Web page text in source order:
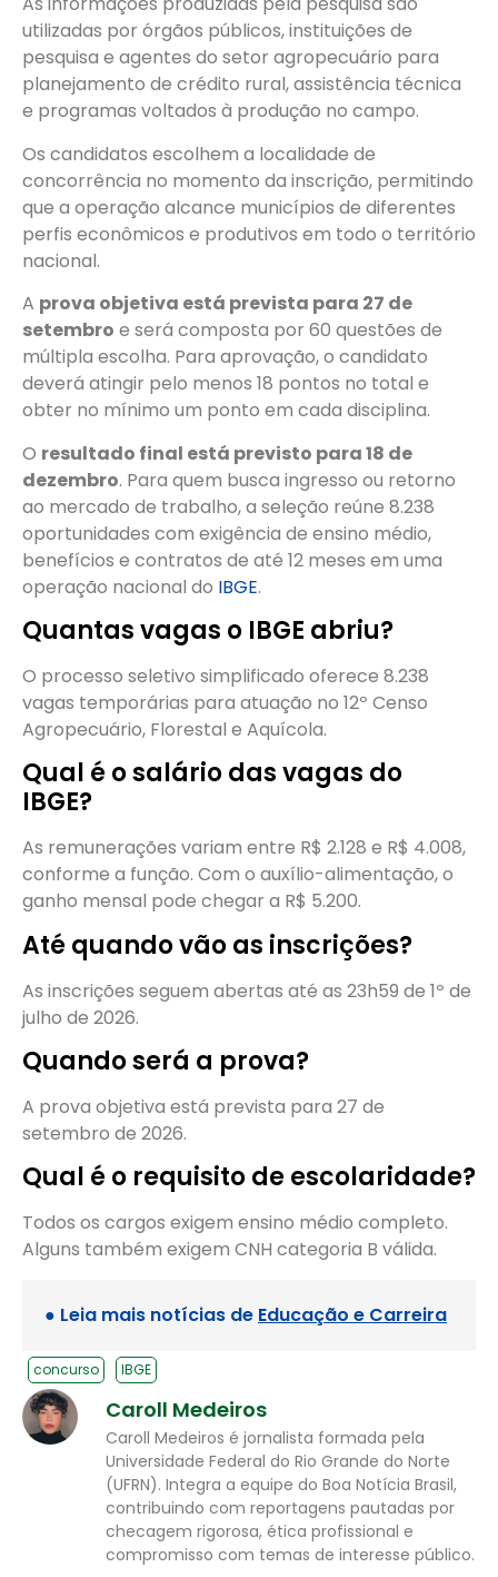
utilizadas por órgãos públicos, instituições de
pesquisa e agentes do setor agropecuário para
planejamento de crédito rural, assistência técnica
e programas voltados à produção no campo.
Os candidatos escolhem a localidade de
concorrência no momento da inscrição, permitindo
que a operação alcance municípios de diferentes
perfis econômicos e produtivos em todo o território
nacional.
A prova objetiva está prevista para 27 de
setembro e será composta por 60 questões de
múltipla escolha. Para aprovação, o candidato
deverá atingir pelo menos 18 pontos no total e
obter no mínimo um ponto em cada disciplina.
O resultado final está previsto para 18 de
dezembro. Para quem busca ingresso ou retorno
ao mercado de trabalho, a seleção reúne 8.238
oportunidades com exigência de ensino médio,
benefícios e contratos de até 12 meses em uma
operação nacional do IBGE.
Quantas vagas o IBGE abriu?
O processo seletivo simplificado oferece 8.238
vagas temporárias para atuação no 12º Censo
Agropecuário, Florestal e Aquícola.
Qual é o salário das vagas do
IBGE?
As remunerações variam entre R$ 2.128 e R$ 4.008,
conforme a função. Com o auxílio-alimentação, o
ganho mensal pode chegar a R$ 5.200.
Até quando vão as inscrições?
As inscrições seguem abertas até as 23h59 de 1º de
julho de 2026.
Quando será a prova?
A prova objetiva está prevista para 27 de
setembro de 2026.
Qual é o requisito de escolaridade?
Todos os cargos exigem ensino médio completo.
Alguns também exigem CNH categoria B válida.
● Leia mais notícias de Educação e Carreira
concurso IBGE
Caroll Medeiros
Caroll Medeiros é jornalista formada pela
Universidade Federal do Rio Grande do Norte
(UFRN). Integra a equipe do Boa Notícia Brasil,
contribuindo com reportagens pautadas por
checagem rigorosa, ética profissional e
compromisso com temas de interesse público.